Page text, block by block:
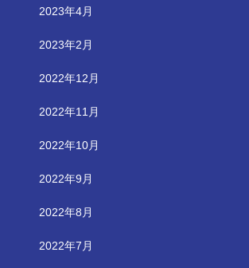
2023年4月
2023年2月
2022年12月
2022年11月
2022年10月
2022年9月
2022年8月
2022年7月